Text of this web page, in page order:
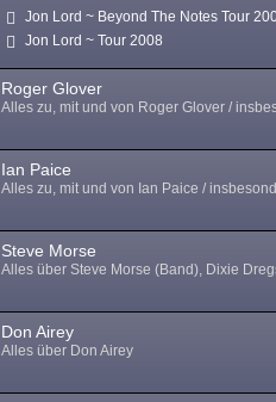
Jon Lord ~ Beyond The Notes Tour
Jon Lord ~ Tour 2008
Roger Glover
Alles zu, mit und von Roger Glover /
Ian Paice
Alles zu, mit und von Ian Paice /
Steve Morse
Alles über Steve Morse (Band), Dixie
Don Airey
Alles über Don Airey